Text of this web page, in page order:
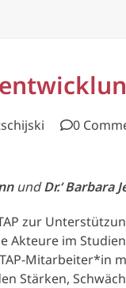
0
undDr.‘ Barbara
zur
Akteure im
Mitarbeiter*in
Stärken,